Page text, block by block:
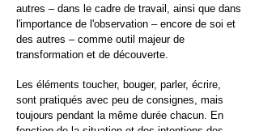
autres – dans le cadre de travail, ainsi que dans
l'importance de l'observation – encore de soi et
des autres – comme outil majeur de
transformation et de découverte.
Les éléments toucher, bouger, parler, écrire,
sont pratiqués avec peu de consignes, mais
toujours pendant la même durée chacun. En